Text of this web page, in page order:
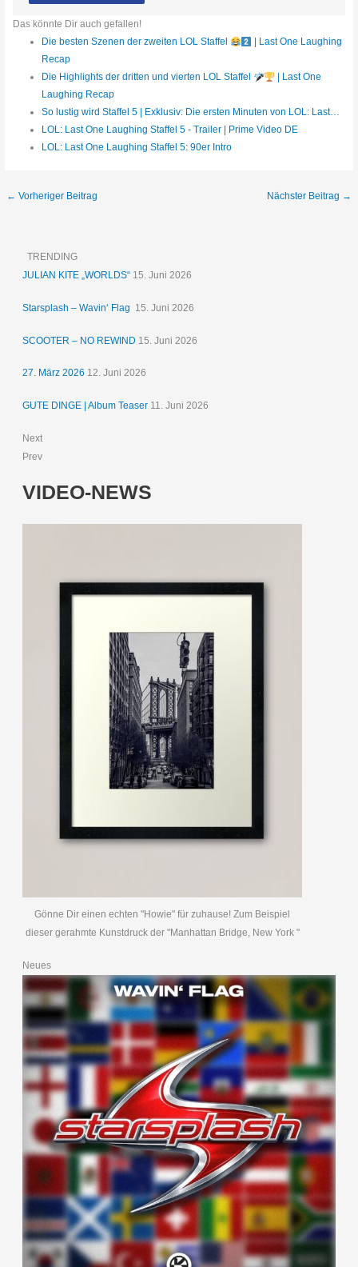
Das könnte Dir auch gefallen!
Die besten Szenen der zweiten LOL Staffel
| Last One Laughing
Recap
Die Highlights der dritten und vierten LOL Staffel
| Last One
Laughing Recap
So lustig wird Staffel 5 | Exklusiv: Die ersten Minuten von LOL: Last…
LOL: Last One Laughing Staffel 5 - Trailer | Prime Video DE
LOL: Last One Laughing Staffel 5: 90er Intro
← Vorheriger Beitrag Nächster Beitrag →
TRENDING
JULIAN KITE „WORLDS“ 15. Juni 2026
Starsplash – Wavin‘ Flag 15. Juni 2026
SCOOTER – NO REWIND 15. Juni 2026
27. März 2026 12. Juni 2026
GUTE DINGE | Album Teaser 11. Juni 2026
Next
Prev
VIDEO-NEWS
Gönne Dir einen echten "Howie" für zuhause! Zum Beispiel
dieser gerahmte Kunstdruck der "Manhattan Bridge, New York "
Neues